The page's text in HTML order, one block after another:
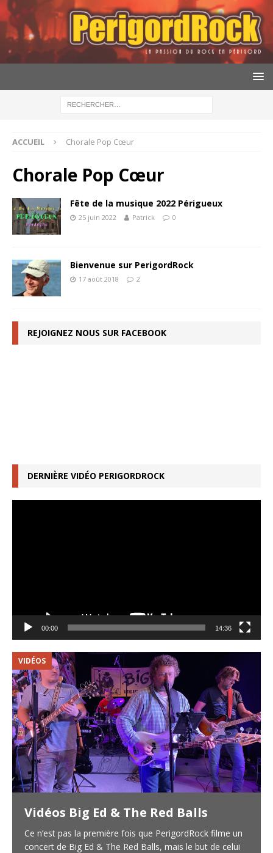
ACCUEIL Chorale Pop Cœur
Chorale Pop Cœur
Fête de la musique 2022 Périgueux
25 juin 2022 Patrick 0
Bienvenue sur PerigordRock
17 août 2018 2
REJOIGNEZ NOUS SUR FACEBOOK
DERNIÈRE VIDÉO PERIGORDROCK
00:00 14:36
VIDÉOS
Vidéos Big Ed & The Red Balls
Ce n’est pas la première fois que PerigordRock filme un
concert de Big Ed & The Red Balls, mais le but de celui